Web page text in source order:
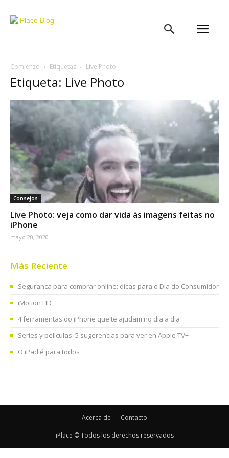
Comienzo Etiquetas Live Photo
Etiqueta: Live Photo
Consejos
Live Photo: veja como dar vida às imagens feitas no
iPhone
mayo 20, 2020
Más Reciente
Segurança para comprar online: dicas para o Dia do Consumidor
iMotion HD
4 ferramentas do iPhone que te ajudam no dia a dia
Series y películas: 5 sugerencias para ver en Apple TV+
O iPad é para todos
Acerca de Contacto
iPlace © Todos los derechos reservados